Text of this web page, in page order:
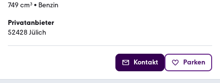
749 cm³• Benzin
Privatanbieter
52428 Jülich
Kontakt Parken